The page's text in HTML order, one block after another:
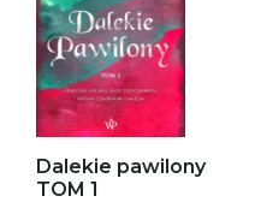
Dalekie pawilony
TOM 1